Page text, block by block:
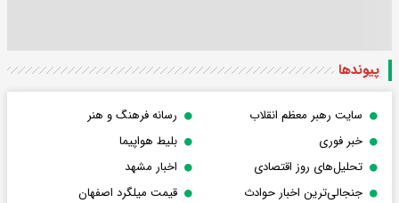
پیوندها
سایت رهبر معظم انقلاب
رسانه فرهنگ و هنر
خبر فوری
بلیط هواپیما
تحلیل‌های روز اقتصادی
اخبار مشهد
جنجالی‌ترین اخبار حوادث
قیمت میلگرد اصفهان